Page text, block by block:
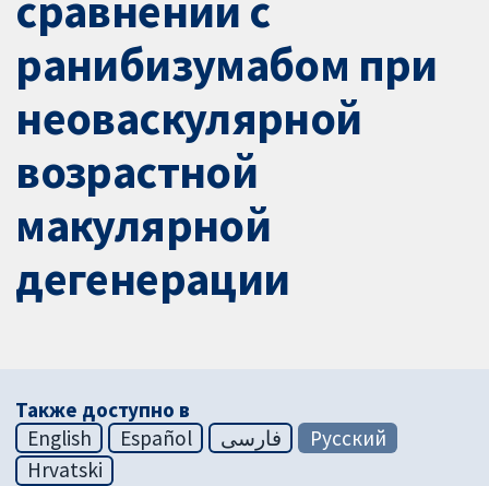
ранибизумабом при
неоваскулярной
возрастной
макулярной
дегенерации
Также доступно в
English
Español فارسی
Русский
Hrvatski